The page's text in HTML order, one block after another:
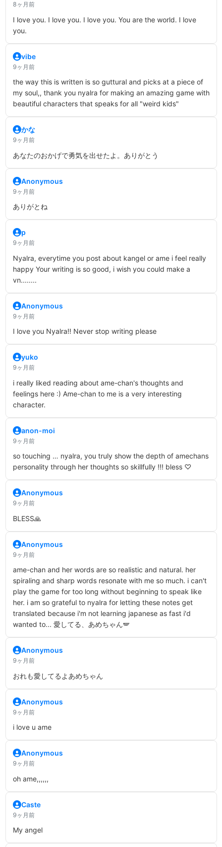
8ヶ月前
I love you. I love you. I love you. You are the world. I love
you.
vibe
9ヶ月前
the way this is written is so guttural and picks at a piece of
my soul,, thank you nyalra for making an amazing game with
beautiful characters that speaks for all "weird kids"
かな
9ヶ月前
あなたのおかげで勇気を出せたよ。ありがとう
Anonymous
9ヶ月前
ありがとね
p
9ヶ月前
Nyalra, everytime you post about kangel or ame i feel really
happy Your writing is so good, i wish you could make a
vn........
Anonymous
9ヶ月前
I love you Nyalra!! Never stop writing please
yuko
9ヶ月前
i really liked reading about ame-chan's thoughts and
feelings here :) Ame-chan to me is a very interesting
character.
anon-moi
9ヶ月前
so touching … nyalra, you truly show the depth of amechans
personality through her thoughts so skillfully !!! bless ♡
Anonymous
9ヶ月前
BLESS🙏
Anonymous
9ヶ月前
ame-chan and her words are so realistic and natural. her
spiraling and sharp words resonate with me so much. i can't
play the game for too long without beginning to speak like
her. i am so grateful to nyalra for letting these notes get
translated because i'm not learning japanese as fast i'd
wanted to... 愛してる、あめちゃん🪽
Anonymous
9ヶ月前
おれも愛してるよあめちゃん
Anonymous
9ヶ月前
i love u ame
Anonymous
9ヶ月前
oh ame,,,,,,
Caste
9ヶ月前
My angel